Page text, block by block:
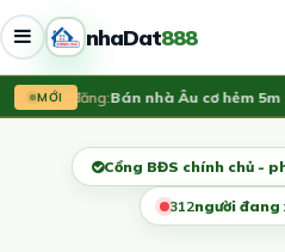
nhaDat888
MỚI
Vừa đăng:Bán nhà Âu cơ hẻm 5m
Cổng BĐS chính chủ -
313người đang